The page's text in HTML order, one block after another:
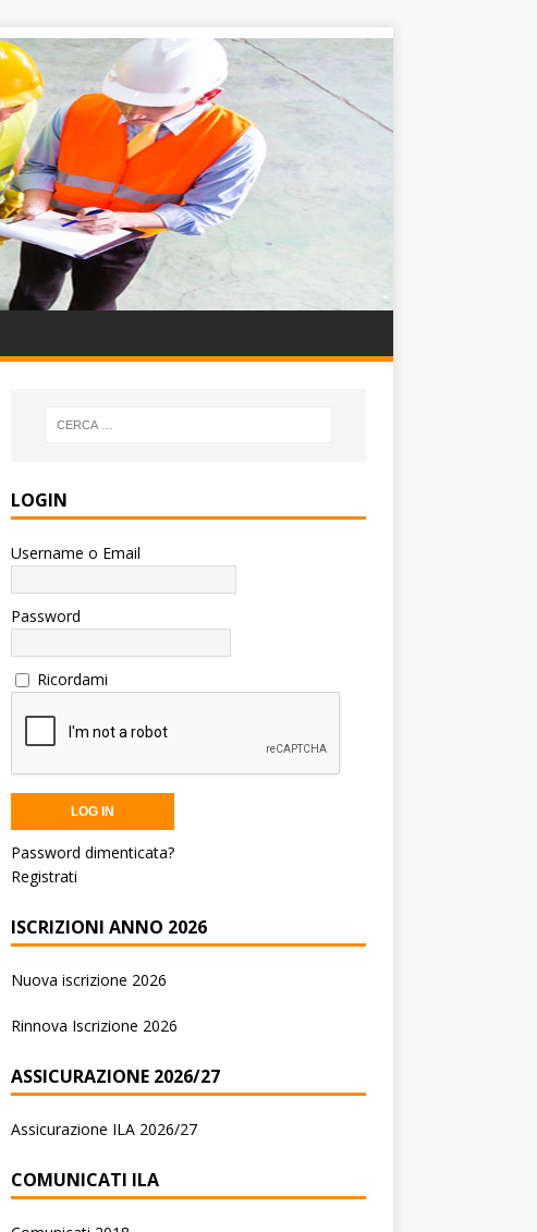
LOGIN
Username o Email
Password
Ricordami
Password dimenticata?
Registrati
ISCRIZIONI ANNO 2026
Nuova iscrizione 2026
Rinnova Iscrizione 2026
ASSICURAZIONE 2026/27
Assicurazione ILA 2026/27
COMUNICATI ILA